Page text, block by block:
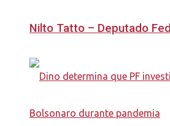
Nilto Tatto – Deputado